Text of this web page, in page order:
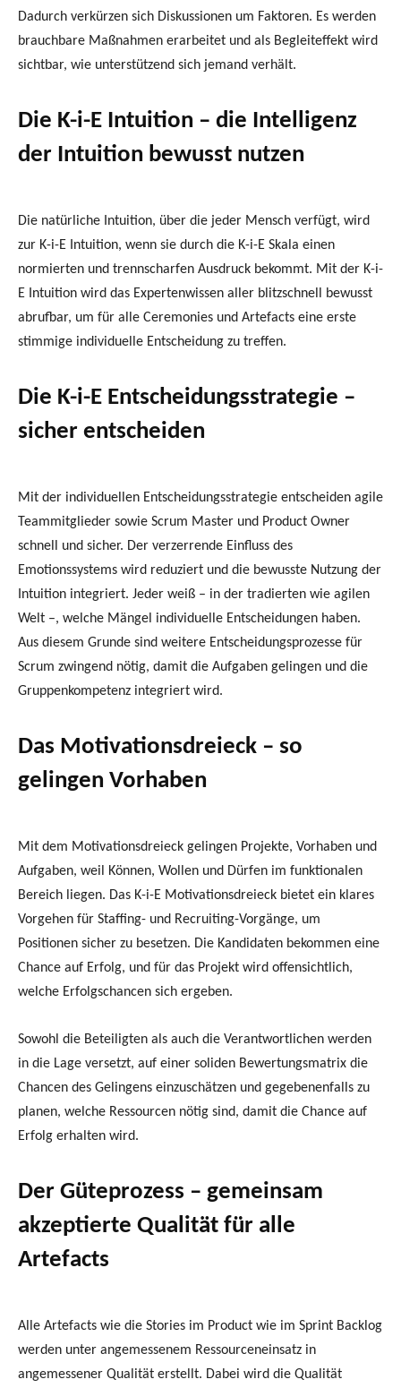
Dadurch verkürzen sich Diskussionen um Faktoren. Es werden
brauchbare Maßnahmen erarbeitet und als Begleiteffekt wird
sichtbar, wie unterstützend sich jemand verhält.
Die K-i-E Intuition – die Intelligenz
der Intuition bewusst nutzen
Die natürliche Intuition, über die jeder Mensch verfügt, wird
zur K-i-E Intuition, wenn sie durch die K-i-E Skala einen
normierten und trennscharfen Ausdruck bekommt. Mit der K-i-
E Intuition wird das Expertenwissen aller blitzschnell bewusst
abrufbar, um für alle Ceremonies und Artefacts eine erste
stimmige individuelle Entscheidung zu treffen.
Die K-i-E Entscheidungsstrategie –
sicher entscheiden
Mit der individuellen Entscheidungsstrategie entscheiden agile
Teammitglieder sowie Scrum Master und Product Owner
schnell und sicher. Der verzerrende Einfluss des
Emotionssystems wird reduziert und die bewusste Nutzung der
Intuition integriert. Jeder weiß – in der tradierten wie agilen
Welt –, welche Mängel individuelle Entscheidungen haben.
Aus diesem Grunde sind weitere Entscheidungsprozesse für
Scrum zwingend nötig, damit die Aufgaben gelingen und die
Gruppenkompetenz integriert wird.
Das Motivationsdreieck – so
gelingen Vorhaben
Mit dem Motivationsdreieck gelingen Projekte, Vorhaben und
Aufgaben, weil Können, Wollen und Dürfen im funktionalen
Bereich liegen. Das K-i-E Motivationsdreieck bietet ein klares
Vorgehen für Staffing- und Recruiting-Vorgänge, um
Positionen sicher zu besetzen. Die Kandidaten bekommen eine
Chance auf Erfolg, und für das Projekt wird offensichtlich,
welche Erfolgschancen sich ergeben.
Sowohl die Beteiligten als auch die Verantwortlichen werden
in die Lage versetzt, auf einer soliden Bewertungsmatrix die
Chancen des Gelingens einzuschätzen und gegebenenfalls zu
planen, welche Ressourcen nötig sind, damit die Chance auf
Erfolg erhalten wird.
Der Güteprozess – gemeinsam
akzeptierte Qualität für alle
Artefacts
Alle Artefacts wie die Stories im Product wie im Sprint Backlog
werden unter angemessenem Ressourceneinsatz in
angemessener Qualität erstellt. Dabei wird die Qualität